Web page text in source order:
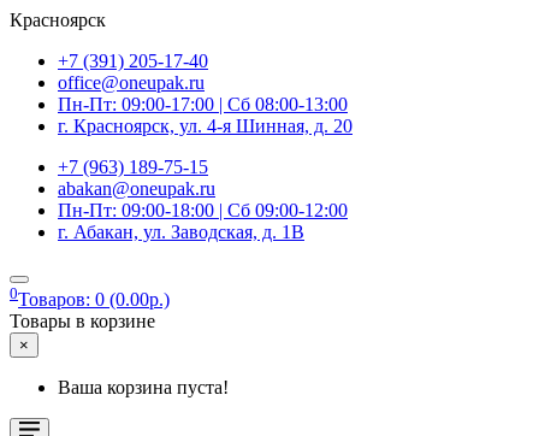
Красноярск
+7 (391) 205-17-40
office@oneupak.ru
Пн-Пт: 09:00-17:00 | Сб 08:00-13:00
г. Красноярск, ул. 4-я Шинная, д. 20
+7 (963) 189-75-15
abakan@oneupak.ru
Пн-Пт: 09:00-18:00 | Сб 09:00-12:00
г. Абакан, ул. Заводская, д. 1В
0Товаров: 0 (0.00р.)
Товары в корзине
×
Ваша корзина пуста!